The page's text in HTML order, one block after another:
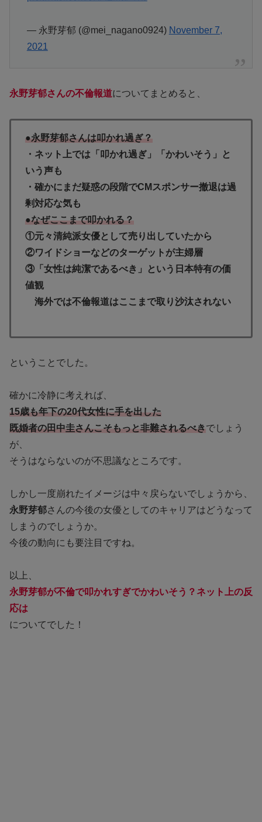
— 永野芽郁 (@mei_nagano0924) November 7,
2021
永野芽郁さんの不倫報道についてまとめると、
●永野芽郁さんは叩かれ過ぎ？
・ネット上では「叩かれ過ぎ」「かわいそう」と
いう声も
・確かにまだ疑惑の段階でCMスポンサー撤退は過
剰対応な気も
●なぜここまで叩かれる？
①元々清純派女優として売り出していたから
②ワイドショーなどのターゲットが主婦層
③「女性は純潔であるべき」という日本特有の価
値観
海外では不倫報道はここまで取り沙汰されない
ということでした。
確かに冷静に考えれば、
15歳も年下の20代女性に手を出した
既婚者の田中圭さんこそもっと非難されるべきでしょう
が、
そうはならないのが不思議なところです。
しかし一度崩れたイメージは中々戻らないでしょうから、
永野芽郁さんの今後の女優としてのキャリアはどうなって
しまうのでしょうか。
今後の動向にも要注目ですね。
以上、
永野芽郁が不倫で叩かれすぎでかわいそう？ネット上の反
応は
についてでした！